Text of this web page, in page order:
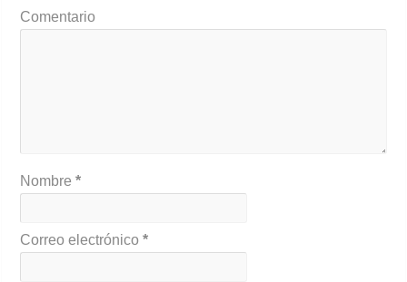
Comentario
Nombre*
Correo electrónico*